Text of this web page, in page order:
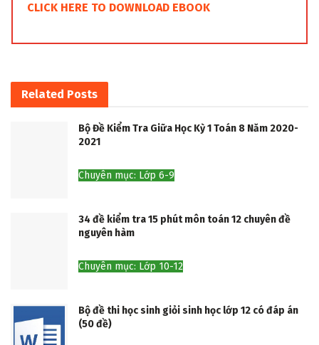
CLICK HERE TO DOWNLOAD EBOOK
Related Posts
Bộ Đề Kiểm Tra Giữa Học Kỳ 1 Toán 8 Năm 2020-
2021
Chuyên mục: Lớp 6-9
34 đề kiểm tra 15 phút môn toán 12 chuyên đề
nguyên hàm
Chuyên mục: Lớp 10-12
Bộ đề thi học sinh giỏi sinh học lớp 12 có đáp án
(50 đề)